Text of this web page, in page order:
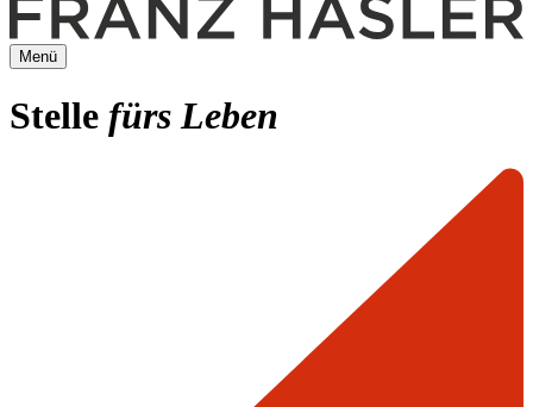
Menü
Stelle fürs Leben